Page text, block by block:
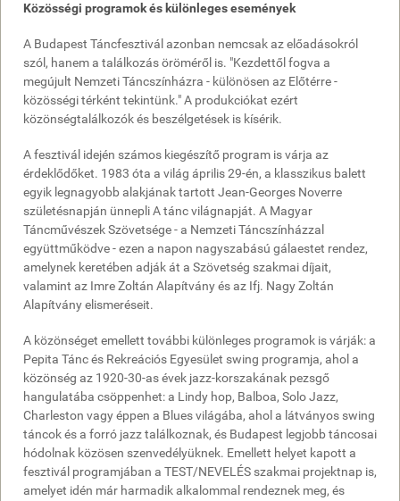
Közösségi programok és különleges események
A Budapest Táncfesztivál azonban nemcsak az előadásokról
szól, hanem a találkozás öröméről is. "Kezdettől fogva a
megújult Nemzeti Táncszínházra - különösen az Előtérre -
közösségi térként tekintünk." A produkciókat ezért
közönségtalálkozók és beszélgetések is kísérik.
A fesztivál idején számos kiegészítő program is várja az
érdeklődőket. 1983 óta a világ április 29-én, a klasszikus balett
egyik legnagyobb alakjának tartott Jean-Georges Noverre
születésnapján ünnepli A tánc világnapját. A Magyar
Táncművészek Szövetsége - a Nemzeti Táncszínházzal
együttműködve - ezen a napon nagyszabású gálaestet rendez,
amelynek keretében adják át a Szövetség szakmai díjait,
valamint az Imre Zoltán Alapítvány és az Ifj. Nagy Zoltán
Alapítvány elismeréseit.
A közönséget emellett további különleges programok is várják: a
Pepita Tánc és Rekreációs Egyesület swing programja, ahol a
közönség az 1920-30-as évek jazz-korszakának pezsgő
hangulatába csöppenhet: a Lindy hop, Balboa, Solo Jazz,
Charleston vagy éppen a Blues világába, ahol a látványos swing
táncok és a forró jazz találkoznak, és Budapest legjobb táncosai
hódolnak közösen szenvedélyüknek. Emellett helyet kapott a
fesztivál programjában a TEST/NEVELÉS szakmai projektnap is,
amelyet idén már harmadik alkalommal rendeznek meg, és